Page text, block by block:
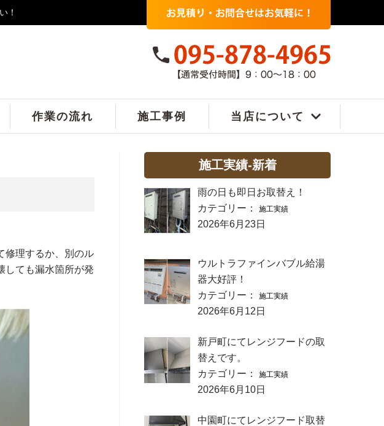
！
作業の流れ 施工事例 当店について
修理するか、別のル
しても漏水箇所が発
施工実績-新着
雨の日も即日お取替え！
カテゴリー：
施工実績
2026年6月23日
ウルトラファインバブル給湯
器大好評！
カテゴリー：
施工実績
2026年6月12日
新戸町にてレンジフードの取
替えです。
カテゴリー：
施工実績
2026年6月10日
中園町にてレンジフード取替